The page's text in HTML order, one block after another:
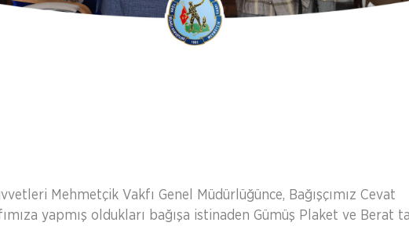
Mehmetçik Vakfı Genel Müdürlüğünce, Bağışçımız Cevat
yapmış oldukları bağışa istinaden Gümüş Plaket ve Berat